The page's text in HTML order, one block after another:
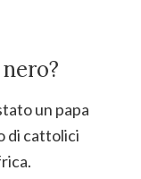
un papa
di cattolici